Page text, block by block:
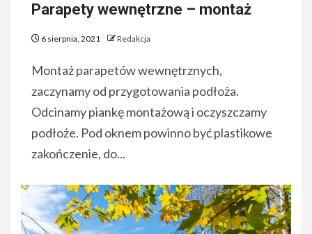
Parapety wewnętrzne – montaż
6 sierpnia, 2021 Redakcja
Montaż parapetów wewnętrznych,
zaczynamy od przygotowania podłoża.
Odcinamy piankę montażową i oczyszczamy
podłoże. Pod oknem powinno być plastikowe
zakończenie, do...